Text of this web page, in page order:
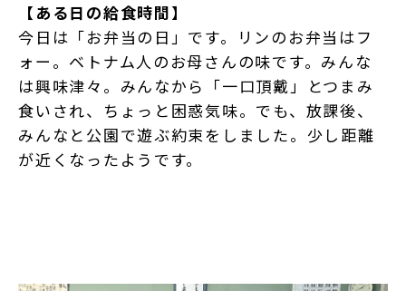
【ある日の給食時間】
今日は「お弁当の日」です。リンのお弁当はフ
ォー。ベトナム人のお母さんの味です。みんな
は興味津々。みんなから「一口頂戴」とつまみ
食いされ、ちょっと困惑気味。でも、放課後、
みんなと公園で遊ぶ約束をしました。少し距離
が近くなったようです。